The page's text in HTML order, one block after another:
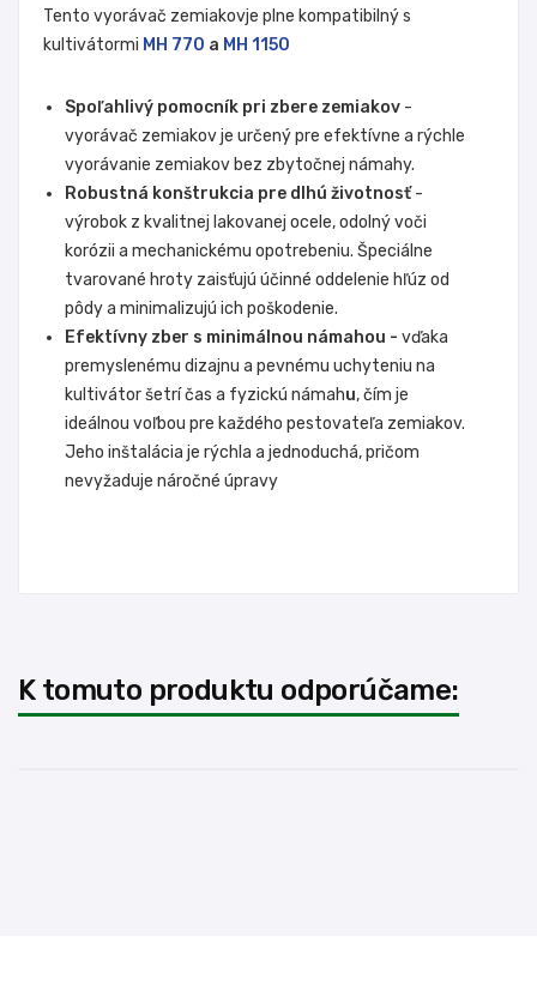
Tento vyorávač zemiakovje plne kompatibilný s
kultivátormi MH 770 a MH 1150
Spoľahlivý pomocník pri zbere zemiakov -
vyorávač zemiakov je určený pre efektívne a rýchle
vyorávanie zemiakov bez zbytočnej námahy.
Robustná konštrukcia pre dlhú životnosť-
výrobok z kvalitnej lakovanej ocele, odolný voči
korózii a mechanickému opotrebeniu. Špeciálne
tvarované hroty zaisťujú účinné oddelenie hľúz od
pôdy a minimalizujú ich poškodenie.
Efektívny zber s minimálnou námahou - vďaka
premyslenému dizajnu a pevnému uchyteniu na
kultivátor šetrí čas a fyzickú námahu, čím je
ideálnou voľbou pre každého pestovateľa zemiakov.
Jeho inštalácia je rýchla a jednoduchá, pričom
nevyžaduje náročné úpravy
K tomuto produktu odporúčame: